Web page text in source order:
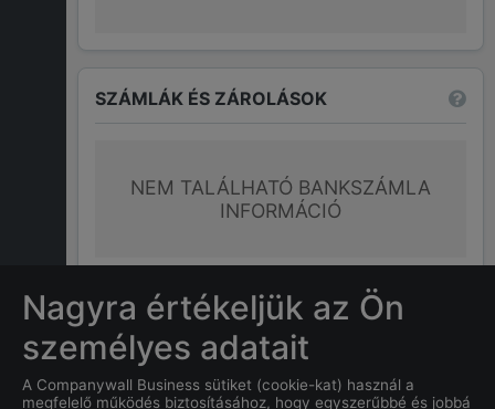
SZÁMLÁK ÉS ZÁROLÁSOK
NEM TALÁLHATÓ BANKSZÁMLA
INFORMÁCIÓ
GYAKRAN ISMÉTELT KÉRDÉSEK
Nagyra értékeljük az Ön
személyes adatait
A Companywall Business sütiket (cookie-kat) használ a
megfelelő működés biztosításához, hogy egyszerűbbé és jobbá